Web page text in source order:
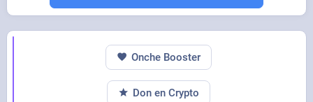
Onche Booster
Don en Crypto